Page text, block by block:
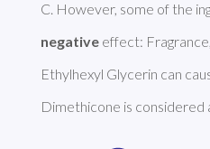
negative effect:
Ethylhexyl Glycerin can
Dimethicone is considered